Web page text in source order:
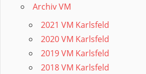
Archiv VM
2021 VM Karlsfeld
2020 VM Karlsfeld
2019 VM Karlsfeld
2018 VM Karlsfeld